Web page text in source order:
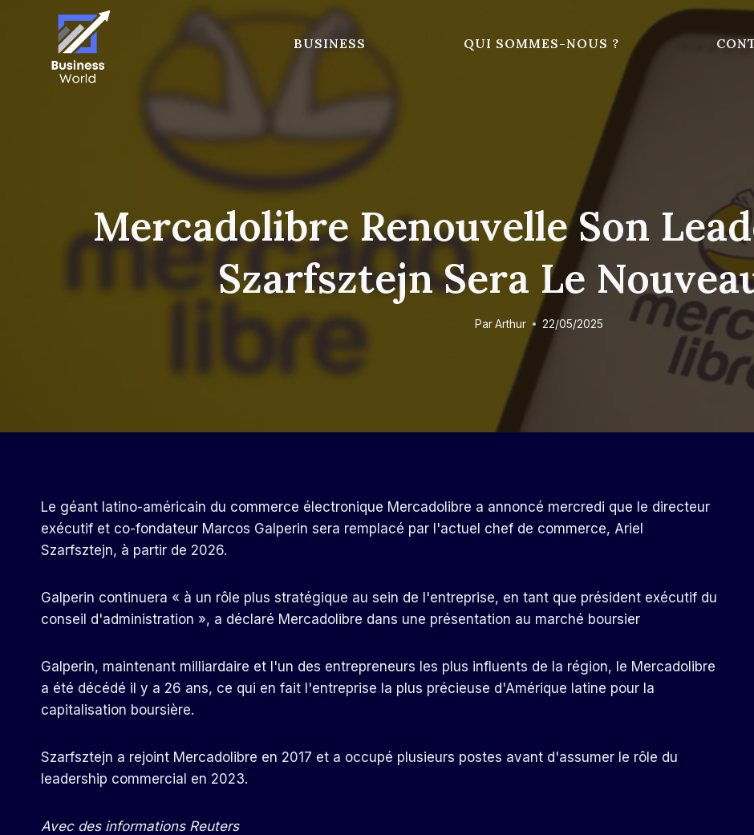
BUSINESS QUI SOMMES-NOUS ?
Mercadolibre Renouvelle Son
Szarfsztejn Sera Le
ParArthur 22/05/2025
Le géant latino-américain du commerce électronique Mercadolibre a annoncé mercredi que le directeur
exécutif et co-fondateur Marcos Galperin sera remplacé par l'actuel chef de commerce, Ariel
Szarfsztejn, à partir de 2026.
Galperin continuera « à un rôle plus stratégique au sein de l'entreprise, en tant que président exécutif du
conseil d'administration », a déclaré Mercadolibre dans une présentation au marché boursier
Galperin, maintenant milliardaire et l'un des entrepreneurs les plus influents de la région, le Mercadolibre
a été décédé il y a 26 ans, ce qui en fait l'entreprise la plus précieuse d'Amérique latine pour la
capitalisation boursière.
Szarfsztejn a rejoint Mercadolibre en 2017 et a occupé plusieurs postes avant d'assumer le rôle du
leadership commercial en 2023.
Avec des informations Reuters